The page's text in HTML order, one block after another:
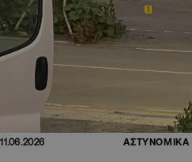
11.06.2026 ΑΣΤΥΝΟΜΙΚΑ